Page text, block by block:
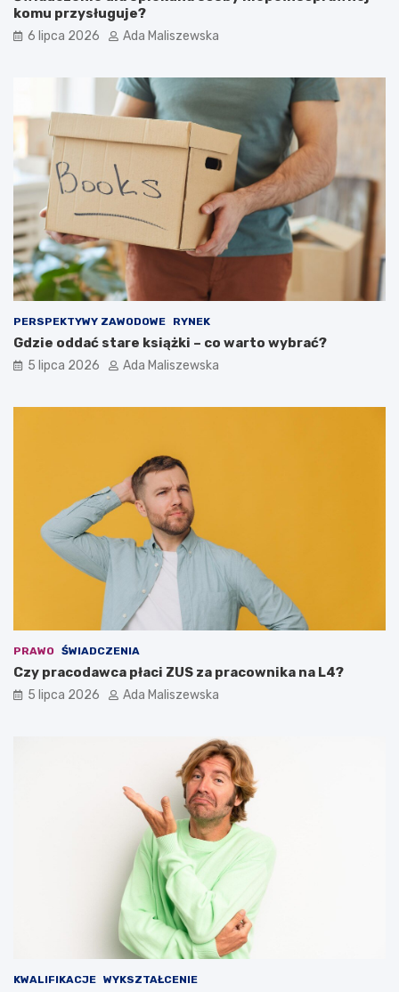
komu przysługuje?
6 lipca 2026 Ada Maliszewska
PERSPEKTYWY ZAWODOWE RYNEK
Gdzie oddać stare książki – co warto wybrać?
5 lipca 2026 Ada Maliszewska
PRAWO ŚWIADCZENIA
Czy pracodawca płaci ZUS za pracownika na L4?
5 lipca 2026 Ada Maliszewska
KWALIFIKACJE WYKSZTAŁCENIE